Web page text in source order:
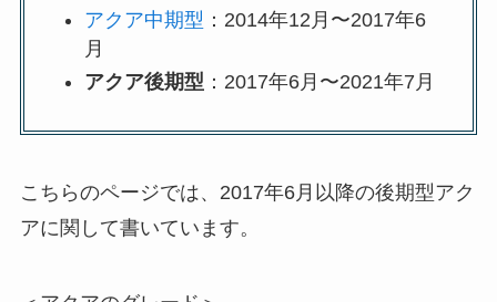
アクア中期型 ：2014年12月〜2017年6
月
アクア後期型 ：2017年6月〜2021年7月
こちらのページでは、2017年6月以降の後期型アク
アに関して書いています。